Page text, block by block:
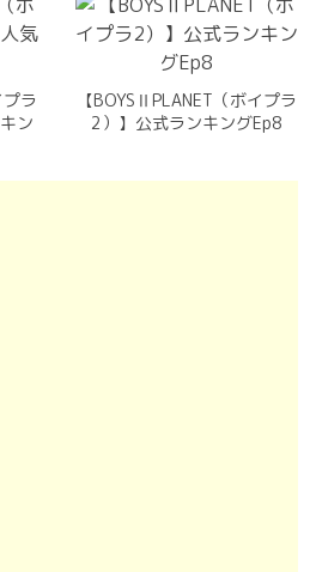
ラ
ン
【BOYSⅡPLANET（ボイプラ
2）】公式ランキングEp8